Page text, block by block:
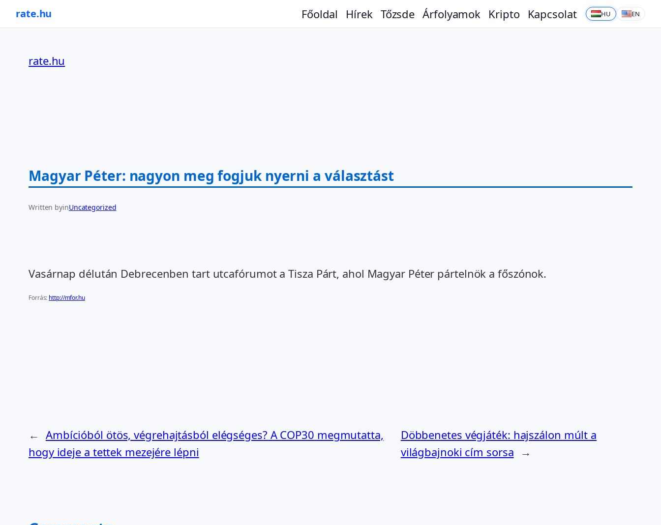
rate.hu Főoldal Hírek Tőzsde Árfolyamok Kripto Kapcsolat HU EN
rate.hu
Magyar Péter: nagyon meg fogjuk nyerni a választást
Written byinUncategorized
Vasárnap délután Debrecenben tart utcafórumot a Tisza Párt, ahol Magyar Péter pártelnök a főszónok.
Forrás: http://mfor.hu
← Ambícióból ötös, végrehajtásból elégséges? A COP30 megmutatta,
hogy ideje a tettek mezejére lépni
Döbbenetes végjáték: hajszálon múlt a
világbajnoki cím sorsa →